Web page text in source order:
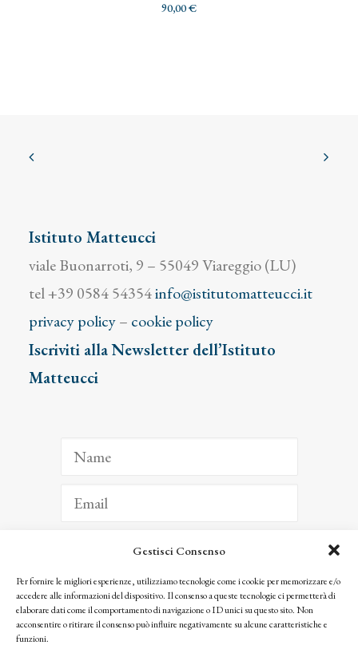
Gestisci Consenso
Per fornire le migliori esperienze, utilizziamo tecnologie come i cookie per memorizzare e/o
accedere alle informazioni del dispositivo. Il consenso a queste tecnologie ci permetterà di
elaborare dati come il comportamento di navigazione o ID unici su questo sito. Non
acconsentire o ritirare il consenso può influire negativamente su alcune caratteristiche e
funzioni.
90,00€
Istituto Matteucci
viale Buonarroti, 9 – 55049 Viareggio (LU)
tel +39 0584 54354info@istitutomatteucci.it
privacy policy– cookie policy
Iscriviti alla Newsletter dell’Istituto
Matteucci
ISCRIVITI
Facendo clic per iscriverti, riconosci che le tue informazioni saranno trattate
seguendo la nostra Privacy Policy
© 2025 Istituto Matteucci. All right reserved